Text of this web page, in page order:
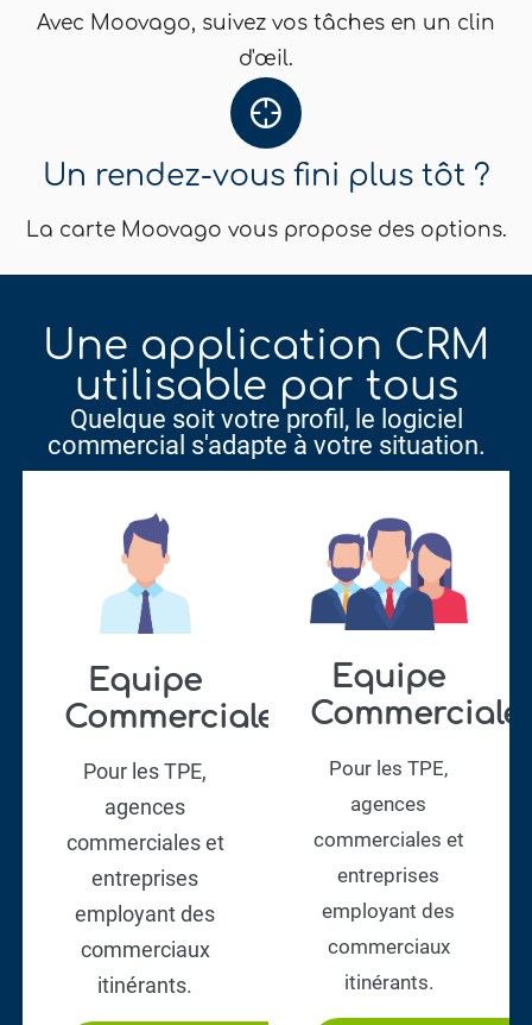
Avec Moovago, suivez vos tâches en un clin
d'œil.
Un rendez-vous fini plus tôt ?
La carte Moovago vous propose des options.
Une application CRM
utilisable par tous
Quelque soit votre profil, le logiciel
commercial s'adapte à votre situation.
Equipe
Commerciale​
Pour les TPE,
agences
commerciales et
entreprises
employant des
commerciaux
itinérants.
Equipe
Commerciale​
Pour les TPE,
agences
commerciales et
entreprises
employant des
commerciaux
itinérants.